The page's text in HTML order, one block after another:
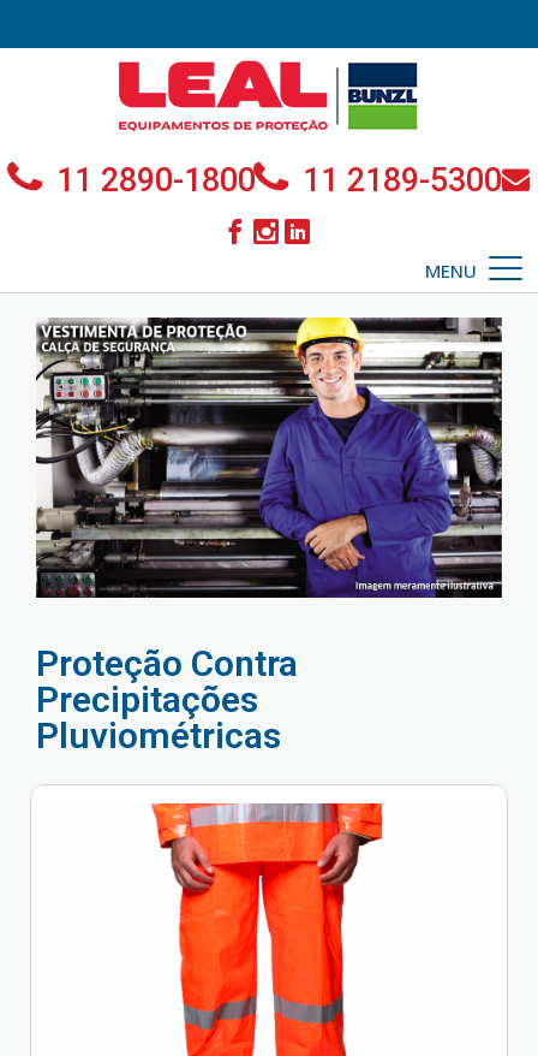
11 2890-1800 11 2189-5300
MENU
Proteção Contra
Precipitações
Pluviométricas